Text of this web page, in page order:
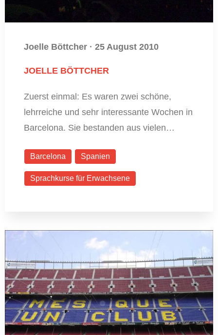
Joelle Böttcher · 25 August 2010
JOELLE BÖTTCHER
Zuerst einmal: Es waren zwei schöne,
lehrreiche und sehr interessante Wochen in
Barcelona. Sie bestanden aus vielen…
Barcelona Spanien
Sprachkurse für Erwachsene